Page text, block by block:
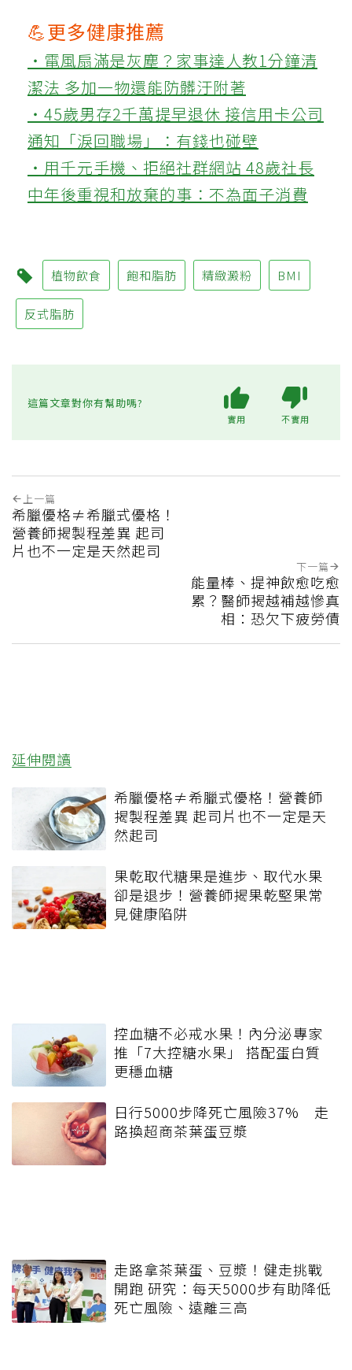
💪更多健康推薦
‧電風扇滿是灰塵？家事達人教1分鐘清
潔法 多加一物還能防髒汙附著
‧45歲男存2千萬提早退休 接信用卡公司
通知「淚回職場」：有錢也碰壁
‧用千元手機、拒絕社群網站 48歲社長
中年後重視和放棄的事：不為面子消費
植物飲食 飽和脂肪 精緻澱粉 BMI
反式脂肪
這篇文章對你有幫助嗎?
實用 不實用
上一篇
希臘優格≠希臘式優格！
營養師揭製程差異 起司
片也不一定是天然起司
下一篇
能量棒、提神飲愈吃愈
累？醫師揭越補越慘真
相：恐欠下疲勞債
延伸閱讀
希臘優格≠希臘式優格！營養師
揭製程差異 起司片也不一定是天
然起司
果乾取代糖果是進步、取代水果
卻是退步！營養師揭果乾堅果常
見健康陷阱
控血糖不必戒水果！內分泌專家
推「7大控糖水果」 搭配蛋白質
更穩血糖
日行5000步降死亡風險37% 走
路換超商茶葉蛋豆漿
走路拿茶葉蛋、豆漿！健走挑戰
開跑 研究：每天5000步有助降低
死亡風險、遠離三高